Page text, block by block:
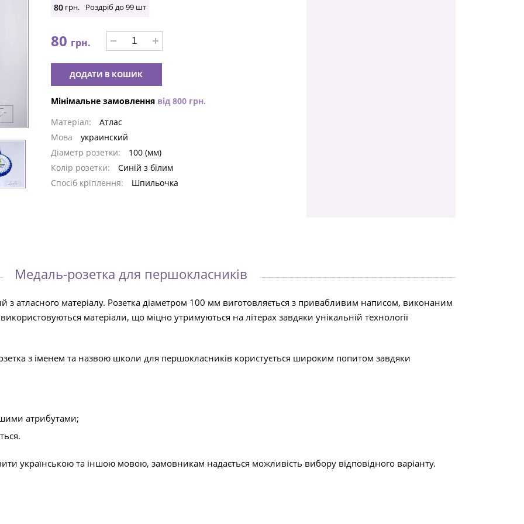
80 грн. Роздріб до 99шт
80 грн.
ДОДАТИ В КОШИК
Мінімальне замовлення від 800 грн.
Матеріал:
Атлас
Мова
украинский
Діаметр розетки:
100 (мм)
Колір розетки:
Синій з білим
Спосіб кріплення:
Шпильочка
Медаль-розетка для першокласників
атласного матеріалу. Розетка діаметром 100 мм виготовляється з привабливим написом, виконаним
матеріали, що міцно утримуються на літерах завдяки унікальній технології
з іменем та назвою школи для першокласників користується широким попитом завдяки
атрибутами;
українською та іншою мовою, замовникам надається можливість вибору відповідного варіанту.